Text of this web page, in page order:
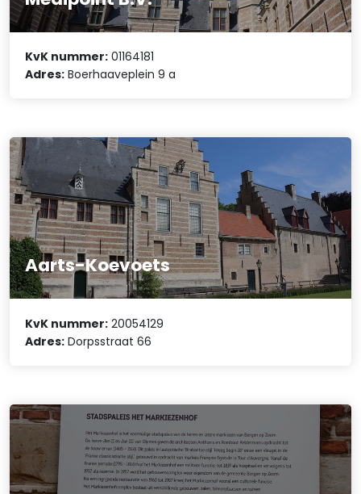
KvK nummer: 01164181
Adres: Boerhaaveplein 9 a
Aarts-Koevoets
KvK nummer: 20054129
Adres: Dorpsstraat 66